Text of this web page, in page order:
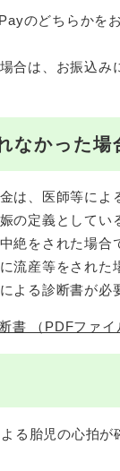
のどちらかを
合は、お振込み
なかった場
は、医師等によ
の定義としてい
絶をされた場合
流産等をされた
よる診断書が必
書 （PDFファイ
る胎児の心拍が